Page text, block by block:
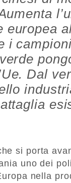
europea
i
Dal
si porta
uno dei
nella